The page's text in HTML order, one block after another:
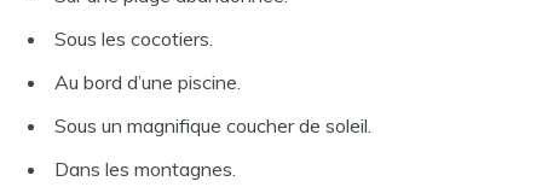
Sous les cocotiers.
Au bord d’une piscine.
Sous un magnifique coucher de soleil.
Dans les montagnes.